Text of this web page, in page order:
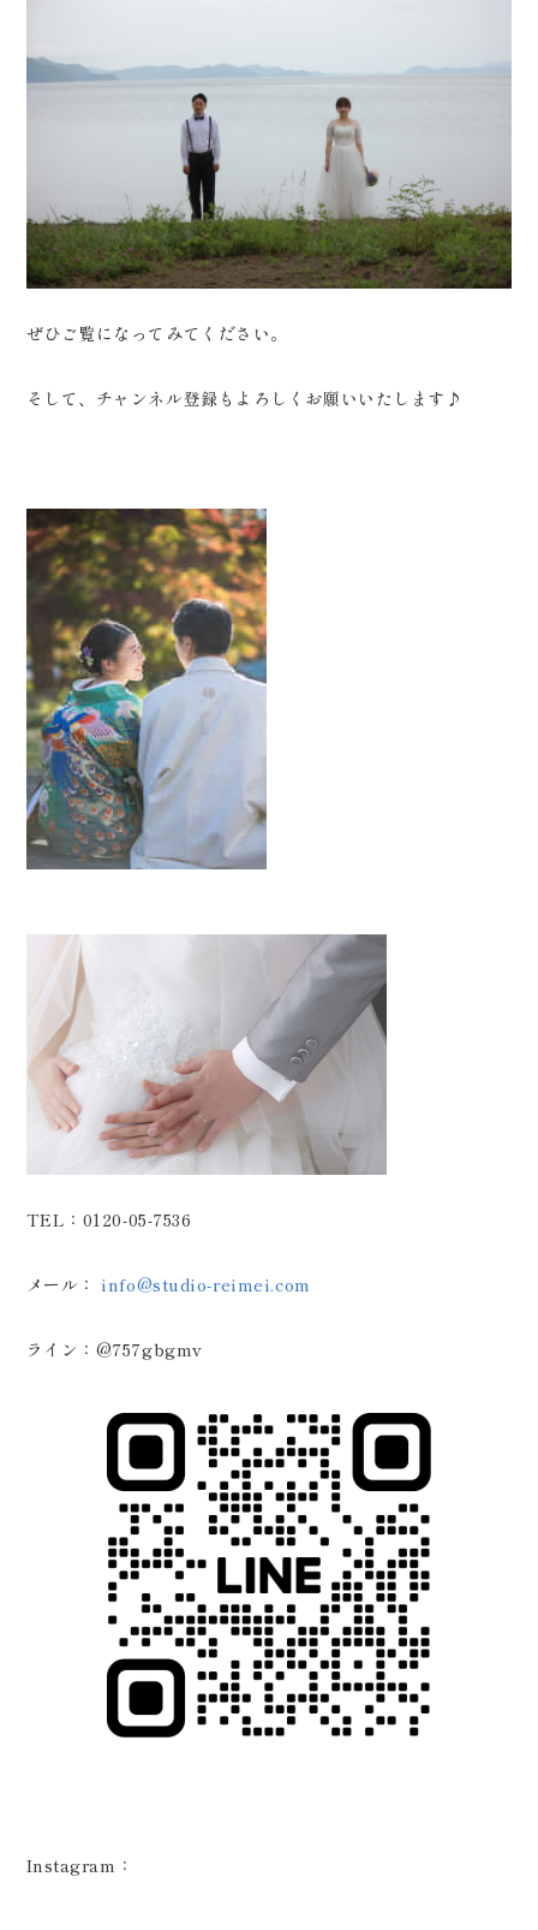
ぜひご覧になってみてください。
そして、チャンネル登録もよろしくお願いいたします♪
TEL：0120-05-7536
メール： info@studio-reimei.com
ライン：@757gbgmv
Instagram：